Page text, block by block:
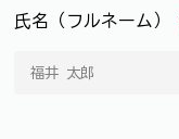
氏名（フルネーム）